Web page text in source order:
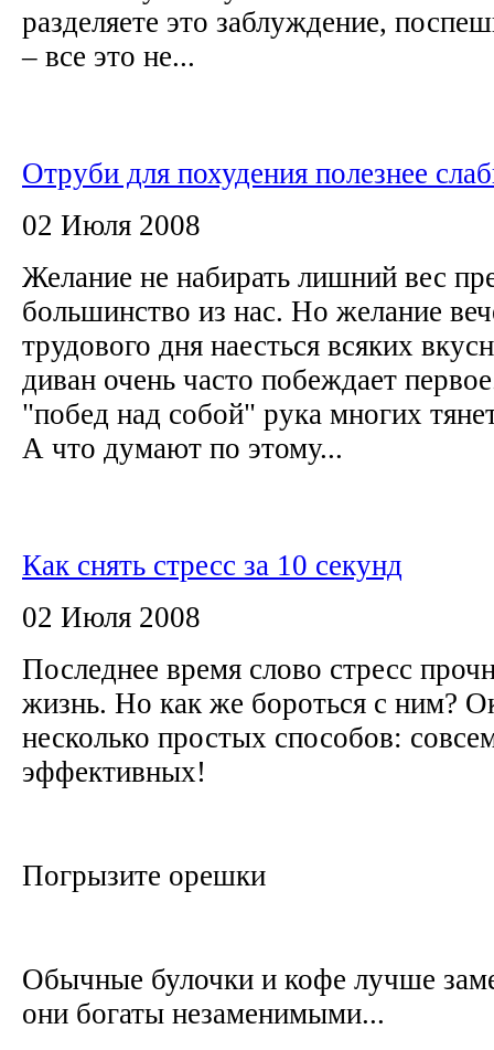
разделяете это заблуждение,
– все это не...
Отруби для похудения полезнее
02 Июля 2008
Желание не набирать лишний вес
большинство из нас. Но желание
трудового дня наесться всяких
диван очень часто побеждает
"побед над собой" рука многих
А что думают по этому...
Как снять стресс за 10 секунд
02 Июля 2008
Последнее время слово стресс
жизнь. Но как же бороться с ним?
несколько простых способов:
эффективных!
Погрызите орешки
Обычные булочки и кофе лучше
они богаты незаменимыми...